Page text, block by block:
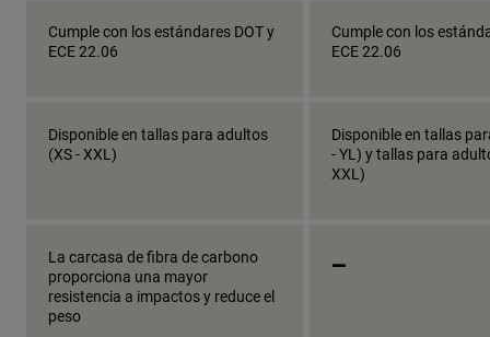
Cumple con los estándares DOT y
ECE 22.06
Cumple con los
ECE 22.06
Disponible en tallas para adultos
(XS - XXL)
Disponible en tallas
- YL) y tallas para
XXL)
La carcasa de fibra de carbono
proporciona una mayor
resistencia a impactos y reduce el
peso
_